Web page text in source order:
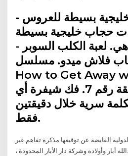
بسيطة للعروس -
حجاب خليجية بسيطة
لعبة الكلب السوبر -
فلاش ميدو. مسلسل
How to Get Away
موسم 3 - الحلقة رقم 7. فك شيفرة أي
سرية خلال دقيقتين
فقط.
القابضة عن توقيعها مذكرة تفاهم غير
أبار وأولاده وشركة دار الأبار المحدودة ،